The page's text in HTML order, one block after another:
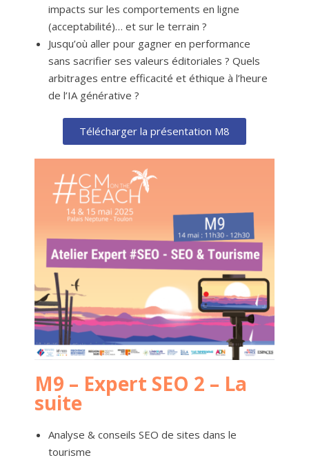
impacts sur les comportements en ligne
(acceptabilité)… et sur le terrain ?
Jusqu’où aller pour gagner en performance
sans sacrifier ses valeurs éditoriales ? Quels
arbitrages entre efficacité et éthique à l’heure
de l’IA générative ?
Télécharger la présentation M8
M9 – Expert SEO 2 – La
suite
Analyse & conseils SEO de sites dans le
tourisme